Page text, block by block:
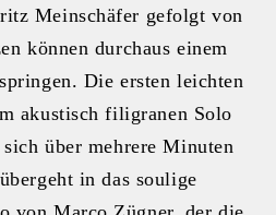
Meinschäfer gefolgt von
können durchaus einem
Die ersten leichten
akustisch filigranen Solo
über mehrere Minuten
in das soulige